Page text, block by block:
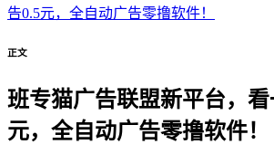
告0.5元，全自动广告零撸软件！
正文
班专猫广告联盟新平台，
元，全自动广告零撸软件！